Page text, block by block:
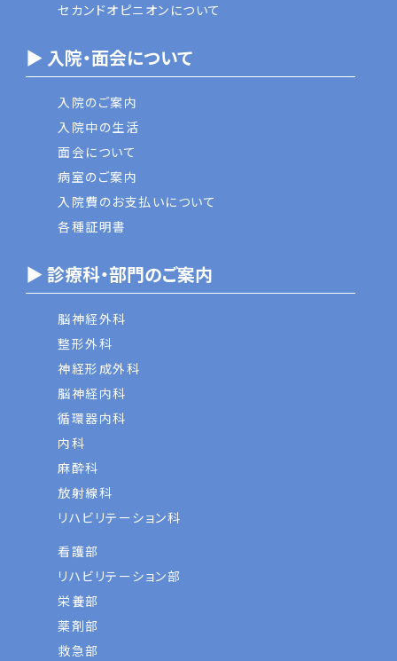
セカンドオピニオンについて
▶ 入院・面会について
入院のご案内
入院中の生活
面会について
病室のご案内
入院費のお支払いについて
各種証明書
▶ 診療科・部門のご案内
脳神経外科
整形外科
神経形成外科
脳神経内科
循環器内科
内科
麻酔科
放射線科
リハビリテーション科
看護部
リハビリテーション部
栄養部
薬剤部
救急部